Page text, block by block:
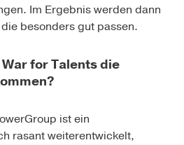
Im Ergebnis werden dann
besonders gut passen.
for Talents die
ist ein
rasant weiterentwickelt,